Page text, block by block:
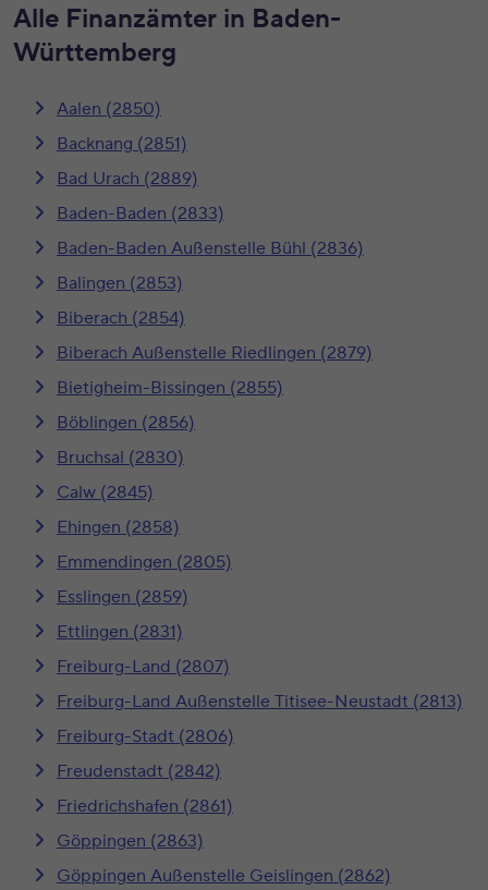
Alle Finanzämter in Baden-
Württemberg
Aalen (2850)
Backnang (2851)
Bad Urach (2889)
Baden-Baden (2833)
Baden-Baden Außenstelle Bühl (2836)
Balingen (2853)
Biberach (2854)
Biberach Außenstelle Riedlingen (2879)
Bietigheim-Bissingen (2855)
Böblingen (2856)
Bruchsal (2830)
Calw (2845)
Ehingen (2858)
Emmendingen (2805)
Esslingen (2859)
Ettlingen (2831)
Freiburg-Land (2807)
Freiburg-Land Außenstelle Titisee-Neustadt (2813)
Freiburg-Stadt (2806)
Freudenstadt (2842)
Friedrichshafen (2861)
Göppingen (2863)
Göppingen Außenstelle Geislingen (2862)